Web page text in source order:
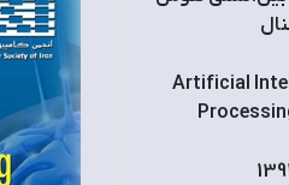
Artificial